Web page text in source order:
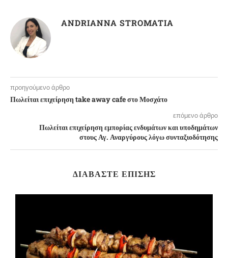
ANDRIANNA STROMATIA
προηγούμενο άρθρο
Πωλείται επιχείρηση take away cafe στο Μοσχάτο
επόμενο άρθρο
Πωλείται επιχείρηση εμπορίας ενδυμάτων και υποδημάτων
στους Αγ. Αναργύρους λόγω συνταξιοδότησης
ΔΙΑΒΆΣΤΕ ΕΠΊΣΗΣ